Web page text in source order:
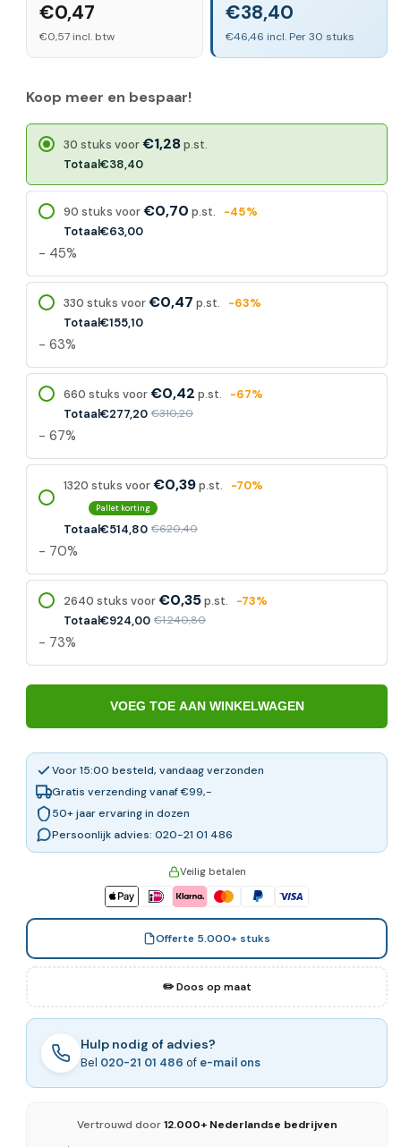
€0,47
€0,57 incl. btw
€38,40
€46,46 incl. Per 30 stuks
Koop meer en bespaar!
30 stuks voor€1,28p.st.
Totaal€38,40
90 stuks voor€0,70 p.st.
-45%
Totaal€63,00
- 45%
330 stuks voor€0,47 p.st.
-63%
Totaal€155,10
- 63%
660 stuks voor€0,42 p.st.
-67%
Totaal€277,20 €310,20
- 67%
1320 stuks voor€0,39p.st. -70%
Pallet korting
Totaal€514,80 €620,40
- 70%
2640 stuks voor€0,35p.st.
-73%
Totaal€924,00 €1.240,80
- 73%
VOEG TOE AAN WINKELWAGEN
Voor 15:00 besteld, vandaag verzonden
Gratis verzending vanaf €99,-
50+ jaar ervaring in dozen
Persoonlijk advies: 020-21 01 486
Veilig betalen
Offerte 5.000+ stuks
✏️ Doos op maat
Hulp nodig of advies?
Bel 020-21 01 486 of e-mail ons
Vertrouwd door12.000+ Nederlandse bedrijven